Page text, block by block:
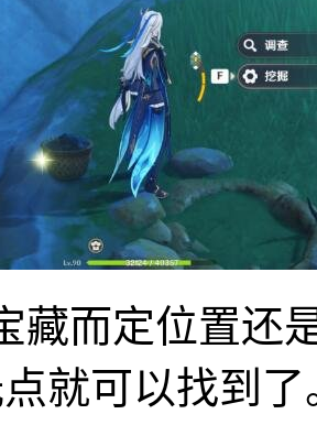
藏而定位置还
就可以找到了